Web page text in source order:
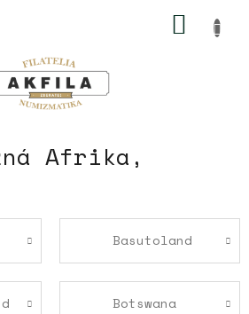
Afrika ,
Basutoland
Botswana